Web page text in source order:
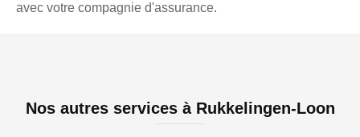
avec votre compagnie d'assurance.
Nos autres services à Rukkelingen-Loon